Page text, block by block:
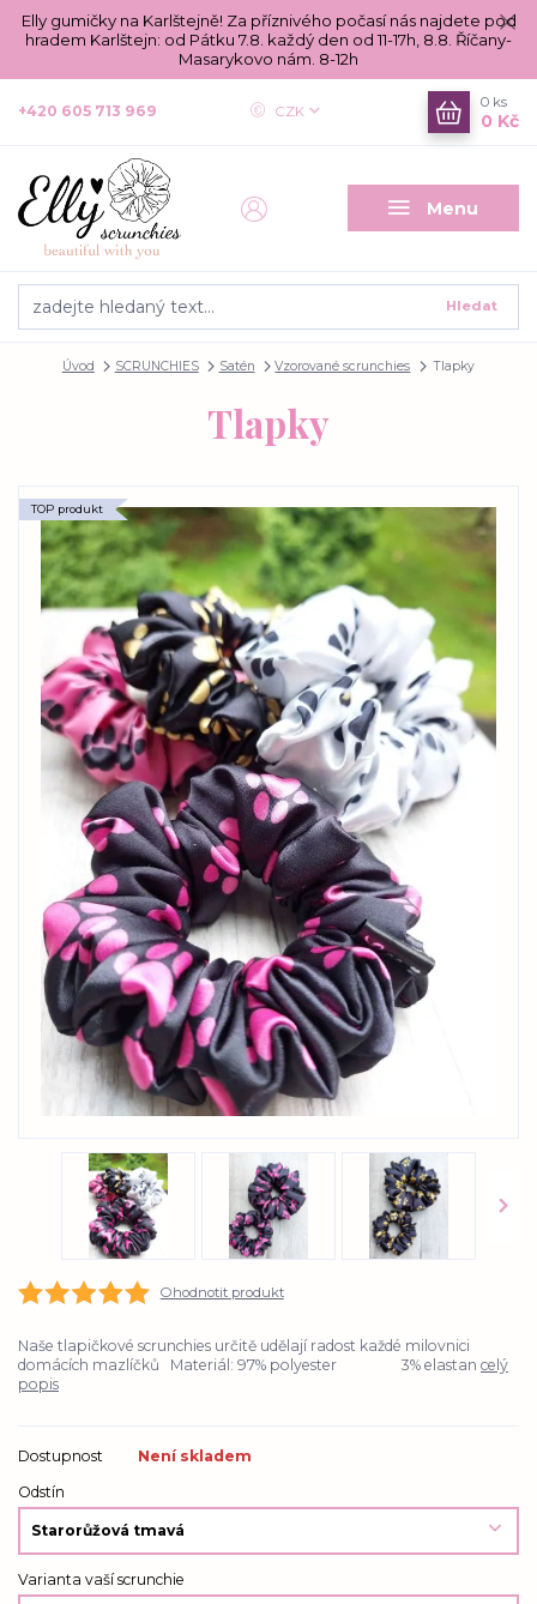
Elly gumičky na Karlštejně! Za příznivého počasí nás najdete pod
hradem Karlštejn: od Pátku 7.8. každý den od 11-17h, 8.8. Říčany-
Masarykovo nám. 8-12h
Menu
CZK
Hledat
+420 605 713 969
0 ks
0 Kč
Úvod SCRUNCHIES Satén Vzorované scrunchies Tlapky
Tlapky
TOP produkt
Ohodnotit produkt
Naše tlapičkové scrunchies určitě udělají radost každé milovnici
domácích mazlíčků Materiál: 97% polyester 3% elastan celý
popis
Dostupnost
Není skladem
Odstín
Varianta vaší scrunchie